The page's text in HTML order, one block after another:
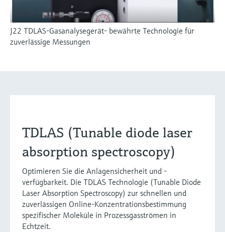
J22 TDLAS-Gasanalysegerät- bewährte Technologie für
zuverlässige Messungen
TDLAS (Tunable diode laser
absorption spectroscopy)
Optimieren Sie die Anlagensicherheit und -
verfügbarkeit. Die TDLAS Technologie (Tunable Diode
Laser Absorption Spectroscopy) zur schnellen und
zuverlässigen Online-Konzentrationsbestimmung
spezifischer Moleküle in Prozessgasströmen in
Echtzeit.